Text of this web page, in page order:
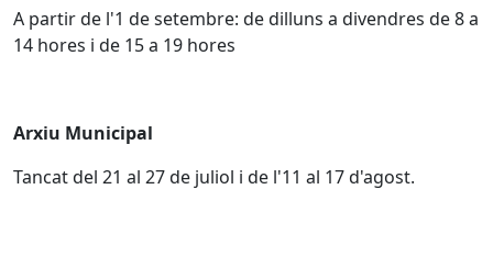
A partir de l'1 de setembre: de dilluns a divendres de 8 a
14 hores i de 15 a 19 hores
Arxiu Municipal
Tancat del 21 al 27 de juliol i de l'11 al 17 d'agost.